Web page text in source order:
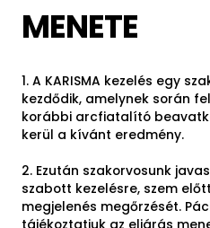
MENETE
1. A KARISMA kezelés egy
kezdődik, amelynek során
korábbi arcfiatalító
kerül a kívánt eredmény.
2. Ezután szakorvosunk
szabott kezelésre, szem
megjelenés megőrzését.
tájékoztatjuk az eljárás